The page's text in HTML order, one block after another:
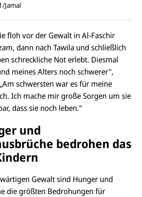
Jamal
floh vor der Gewalt in Al-Faschir
dann nach Tawila und schließlich
schreckliche Not erlebt. Diesmal
meines Alters noch schwerer",
schwersten war es für meine
Ich mache mir große Sorgen um sie
dass sie noch leben."
und
bedrohen das
Gewalt sind Hunger und
die größten Bedrohungen für